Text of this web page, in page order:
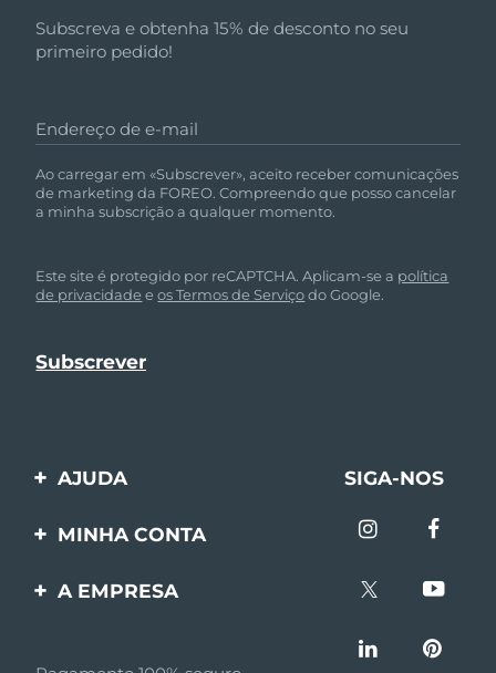
Subscreva e obtenha 15% de desconto no seu
primeiro pedido!
Endereço de e-mail
Ao carregar em «Subscrever», aceito receber comunicações
de marketing da FOREO. Compreendo que posso cancelar
a minha subscrição a qualquer momento.
Este site é protegido por reCAPTCHA. Aplicam-se a política
de privacidade eos Termos de Serviçodo Google.
AJUDA
Entre em contato
SIGA-NOS
MINHA CONTA
Registro de produto
A EMPRESA